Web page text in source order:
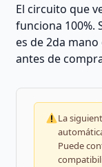
El circuito que
funciona 100%.
es de 2da
antes de
La
Puede